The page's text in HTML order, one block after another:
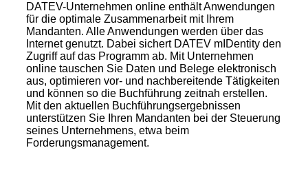
DATEV-Unternehmen online enthält Anwendungen
für die optimale Zusammenarbeit mit Ihrem
Mandanten. Alle Anwendungen werden über das
Internet genutzt. Dabei sichert DATEV mIDentity den
Zugriff auf das Programm ab. Mit Unternehmen
online tauschen Sie Daten und Belege elektronisch
aus, optimieren vor- und nachbereitende Tätigkeiten
und können so die Buchführung zeitnah erstellen.
Mit den aktuellen Buchführungsergebnissen
unterstützen Sie Ihren Mandanten bei der Steuerung
seines Unternehmens, etwa beim
Forderungsmanagement.